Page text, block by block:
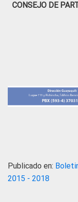
CONSEJO DE
Publicado en:
2015 - 2018